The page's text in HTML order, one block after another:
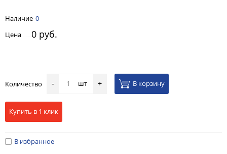
Наличие 0
Цена
0 руб.
Количество - шт + В корзину
Купить в 1 клик
В избранное